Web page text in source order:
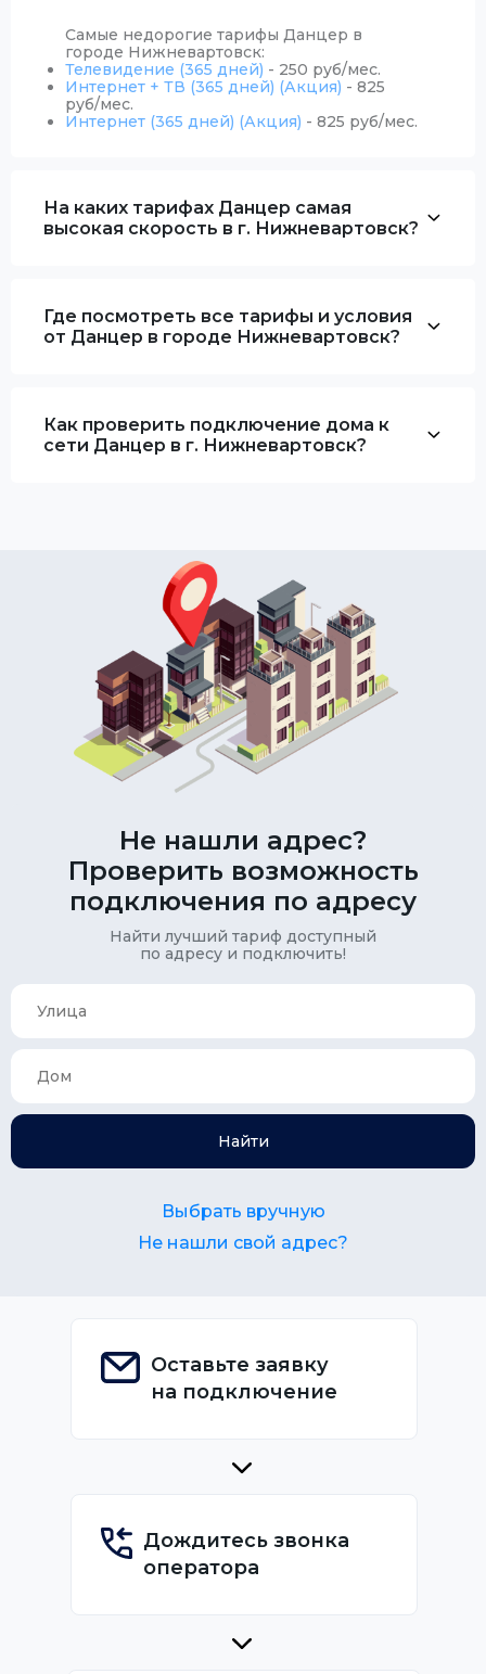
Самые недорогие тарифы Данцер в
городе Нижневартовск:
Телевидение (365 дней) - 250 руб/мес.
Интернет + ТВ (365 дней) (Акция) - 825
руб/мес.
Интернет (365 дней) (Акция) - 825 руб/мес.
На каких тарифах Данцер самая
высокая скорость в г. Нижневартовск?
Где посмотреть все тарифы и условия
от Данцер в городе Нижневартовск?
Как проверить подключение дома к
сети Данцер в г. Нижневартовск?
Не нашли адрес?
Проверить возможность
подключения по адресу
Найти лучший тариф доступный
по адресу и подключить!
Найти
Выбрать вручную
Не нашли свой адрес?
Оставьте заявку
на подключение
Дождитесь звонка
оператора